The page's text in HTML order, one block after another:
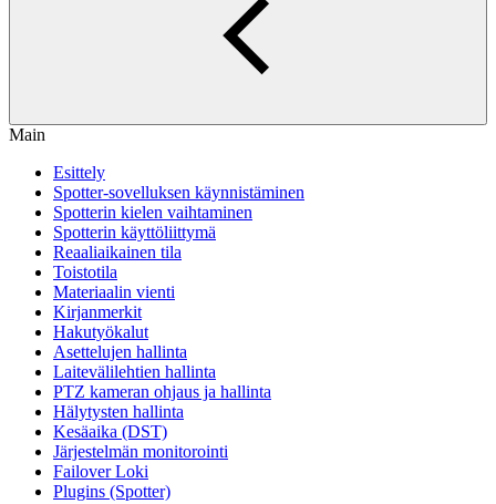
Main
Esittely
Spotter-sovelluksen käynnistäminen
Spotterin kielen vaihtaminen
Spotterin käyttöliittymä
Reaaliaikainen tila
Toistotila
Materiaalin vienti
Kirjanmerkit
Hakutyökalut
Asettelujen hallinta
Laitevälilehtien hallinta
PTZ kameran ohjaus ja hallinta
Hälytysten hallinta
Kesäaika (DST)
Järjestelmän monitorointi
Failover Loki
Plugins (Spotter)